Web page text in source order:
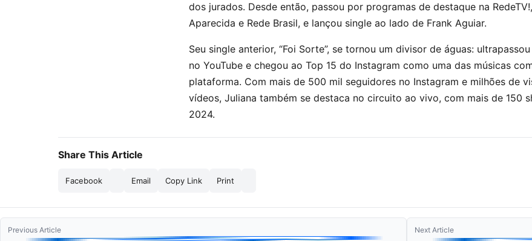
dos jurados. Desde então, passou por programas de destaque na
Aparecida e Rede Brasil, e lançou single ao lado de Frank Aguiar.
Seu single anterior, “Foi Sorte”, se tornou um divisor de águas:
no YouTube e chegou ao Top 15 do Instagram como uma das músicas
plataforma. Com mais de 500 mil seguidores no Instagram e milhões de
vídeos, Juliana também se destaca no circuito ao vivo, com mais de 150
2024.
Share This Article
Facebook Email Copy Link Print
Previous Article Next Article